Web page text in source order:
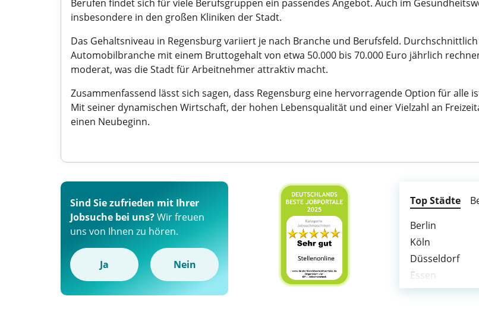
Berufen findet sich für viele Berufsgruppen ein passendes Angebot. Auch im
insbesondere in den großen Kliniken der Stadt.
Das Gehaltsniveau in Regensburg variiert je nach Branche und Berufsfeld.
Automobilbranche mit einem Bruttogehalt von etwa 50.000 bis 70.000 Euro jährlich
moderat, was die Stadt für Arbeitnehmer attraktiv macht.
Zusammenfassend lässt sich sagen, dass Regensburg eine hervorragende Option für alle
Mit seiner dynamischen Wirtschaft, der hohen Lebensqualität und einer Vielzahl an
einen Neubeginn.
Sind Sie zufrieden mit Ihrer
Jobsuche bei uns?Wir freuen
uns von Ihnen zu hören.
Ja Nein
Top Städte
Berlin
Köln
Düsseldorf
Essen
Hannover